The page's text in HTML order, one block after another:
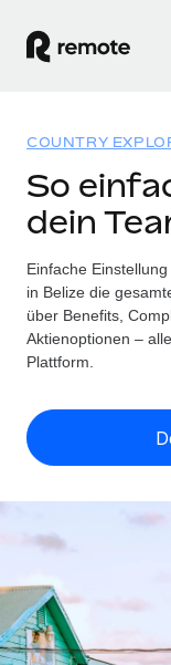
WELTWEITE
Globale
Einfache,
Employer
Weltweites
Contractor
Globales
Auslagern
Lösungen
WELTWEITE
Country
Einfache
Agile HR-
Unternehmen
Ressourcen
TOOLS UND
Preise
Nederlands
Français
Deutsch
COUNTRY
So
dein
Einfache
in Belize die
über Benefits,
Aktienoptionen –
Plattform.